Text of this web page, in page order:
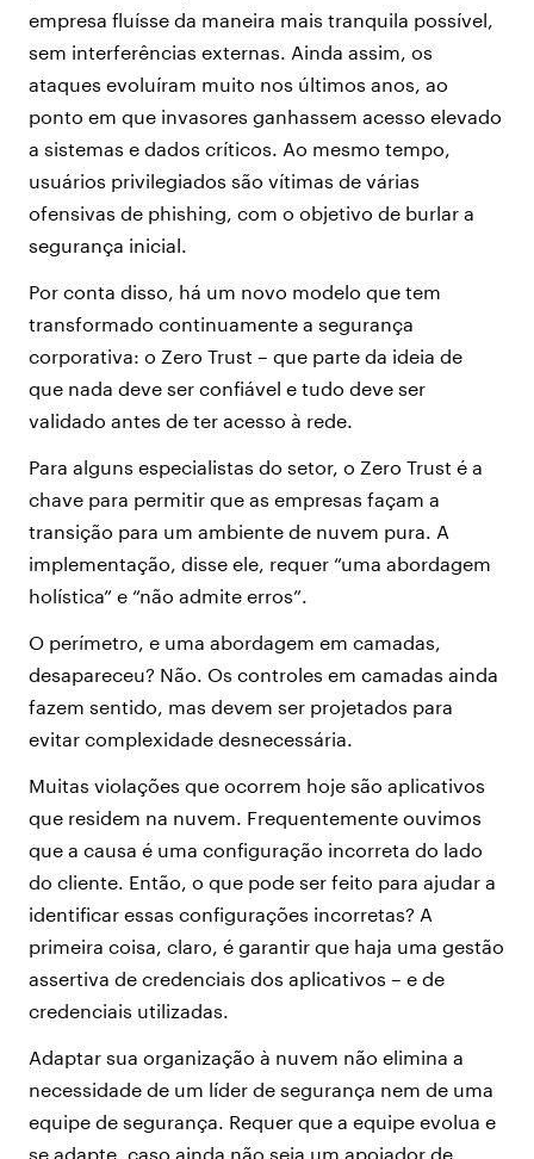
empresa fluísse da maneira mais tranquila possível,
sem interferências externas. Ainda assim, os
ataques evoluíram muito nos últimos anos, ao
ponto em que invasores ganhassem acesso elevado
a sistemas e dados críticos. Ao mesmo tempo,
usuários privilegiados são vítimas de várias
ofensivas de phishing, com o objetivo de burlar a
segurança inicial.
Por conta disso, há um novo modelo que tem
transformado continuamente a segurança
corporativa: o Zero Trust – que parte da ideia de
que nada deve ser confiável e tudo deve ser
validado antes de ter acesso à rede.
Para alguns especialistas do setor, o Zero Trust é a
chave para permitir que as empresas façam a
transição para um ambiente de nuvem pura. A
implementação, disse ele, requer “uma abordagem
holística” e “não admite erros”.
O perímetro, e uma abordagem em camadas,
desapareceu? Não. Os controles em camadas ainda
fazem sentido, mas devem ser projetados para
evitar complexidade desnecessária.
Muitas violações que ocorrem hoje são aplicativos
que residem na nuvem. Frequentemente ouvimos
que a causa é uma configuração incorreta do lado
do cliente. Então, o que pode ser feito para ajudar a
identificar essas configurações incorretas? A
primeira coisa, claro, é garantir que haja uma gestão
assertiva de credenciais dos aplicativos – e de
credenciais utilizadas.
Adaptar sua organização à nuvem não elimina a
necessidade de um líder de segurança nem de uma
equipe de segurança. Requer que a equipe evolua e
se adapte, caso ainda não seja um apoiador de